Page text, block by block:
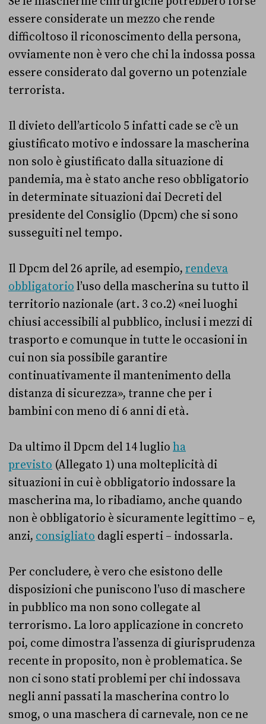
essere considerate un mezzo che rende
difficoltoso il riconoscimento della persona,
ovviamente non è vero che chi la indossa possa
essere considerato dal governo un potenziale
terrorista.
Il divieto dell’articolo 5 infatti cade se c’è un
giustificato motivo e indossare la mascherina
non solo è giustificato dalla situazione di
pandemia, ma è stato anche reso obbligatorio
in determinate situazioni dai Decreti del
presidente del Consiglio (Dpcm) che si sono
susseguiti nel tempo.
Il Dpcm del 26 aprile, ad esempio, rendeva
obbligatorio l’uso della mascherina su tutto il
territorio nazionale (art. 3 co.2) «nei luoghi
chiusi accessibili al pubblico, inclusi i mezzi di
trasporto e comunque in tutte le occasioni in
cui non sia possibile garantire
continuativamente il mantenimento della
distanza di sicurezza», tranne che per i
bambini con meno di 6 anni di età.
Da ultimo il Dpcm del 14 luglio ha
previsto (Allegato 1) una molteplicità di
situazioni in cui è obbligatorio indossare la
mascherina ma, lo ribadiamo, anche quando
non è obbligatorio è sicuramente legittimo – e,
anzi, consigliato dagli esperti – indossarla.
Per concludere, è vero che esistono delle
disposizioni che puniscono l’uso di maschere
in pubblico ma non sono collegate al
terrorismo. La loro applicazione in concreto
poi, come dimostra l’assenza di giurisprudenza
recente in proposito, non è problematica. Se
non ci sono stati problemi per chi indossava
negli anni passati la mascherina contro lo
smog, o una maschera di carnevale, non ce ne